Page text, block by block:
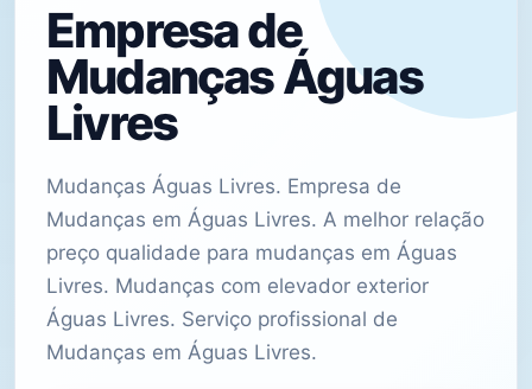
Empresa de
Mudanças Águas
Livres
Mudanças Águas Livres. Empresa de
Mudanças em Águas Livres. A melhor relação
preço qualidade para mudanças em Águas
Livres. Mudanças com elevador exterior
Águas Livres. Serviço profissional de
Mudanças em Águas Livres.